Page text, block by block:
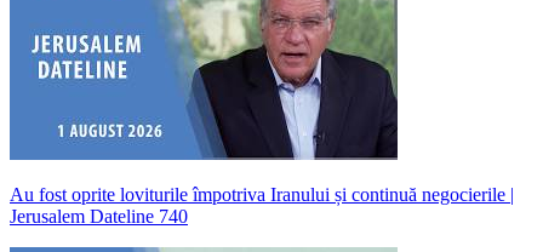
Au fost oprite loviturile împotriva Iranului și continuă negocierile |
Jerusalem Dateline 740